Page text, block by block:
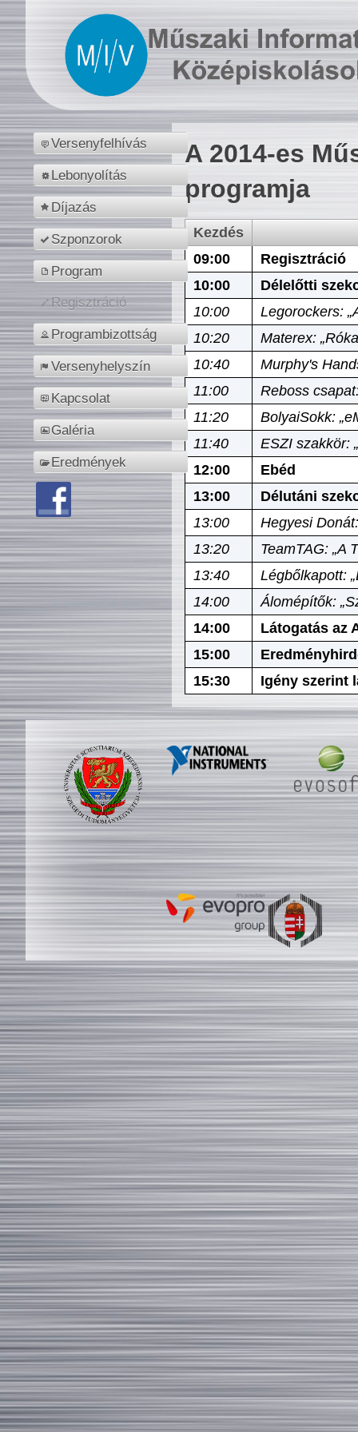
Versenyfelhívás
Lebonyolítás
Díjazás
Szponzorok
Program
Regisztráció
Programbizottság
Versenyhelyszín
Kapcsolat
Galéria
Eredmények
A 2014-es
programja
Kezdés
09:00
Regisztráció
10:00
Délelőtti
10:00
Legorockers:
10:20
Materex:
10:40
Murphy's
11:00
Reboss
11:20
BolyaiSokk:
11:40
ESZI szakkör:
12:00
Ebéd
13:00
Délutáni
13:00
Hegyesi
13:20
TeamTAG: „A
13:40
Légbőlkapott:
14:00
Álomépítők:
14:00
Látogatás az
15:00
15:30
Igény szerint